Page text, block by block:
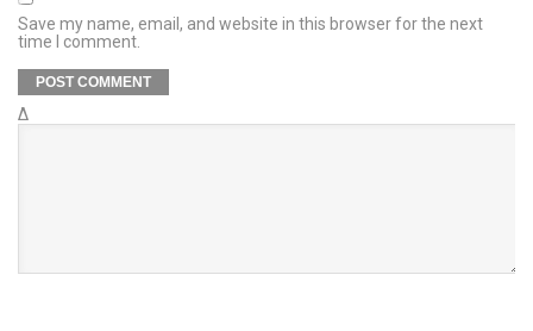
Save my name, email, and website in this browser for the next
time I comment.
Δ